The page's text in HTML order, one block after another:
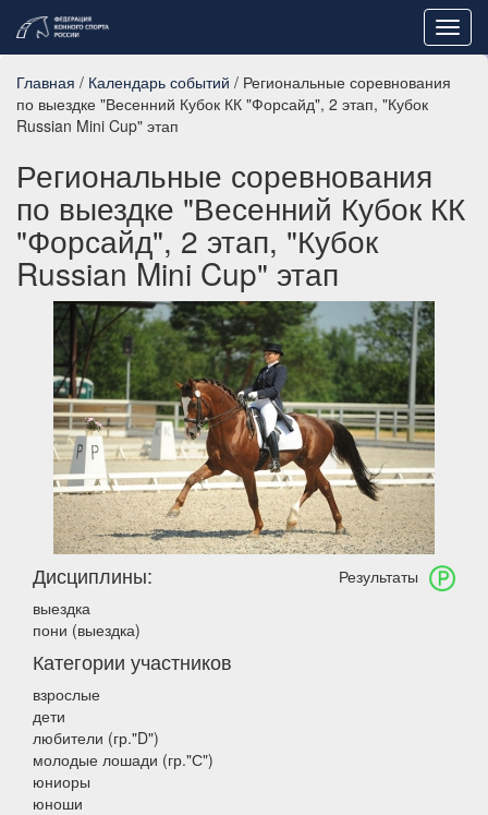
Главная / Календарь событий / Региональные соревнования
по выездке "Весенний Кубок КК "Форсайд", 2 этап, "Кубок
Russian Mini Cup" этап
Региональные соревнования
по выездке "Весенний Кубок КК
"Форсайд", 2 этап, "Кубок
Russian Mini Cup" этап
Результаты
Дисциплины:
выездка
пони (выездка)
Категории участников
взрослые
дети
любители (гр."D")
молодые лошади (гр."С")
юниоры
юноши